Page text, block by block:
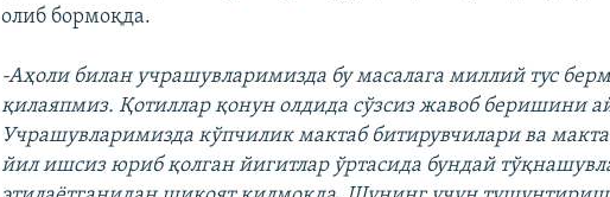
олиб бормоқда.
-Аҳоли билан учрашувларимизда бу масалага миллий тус
қилаяпмиз. Қотиллар қонун олдида сўзсиз жавоб беришини
Учрашувларимизда кўпчилик мактаб битирувчилари ва
йил ишсиз юриб қолган йигитлар ўртасида бундай